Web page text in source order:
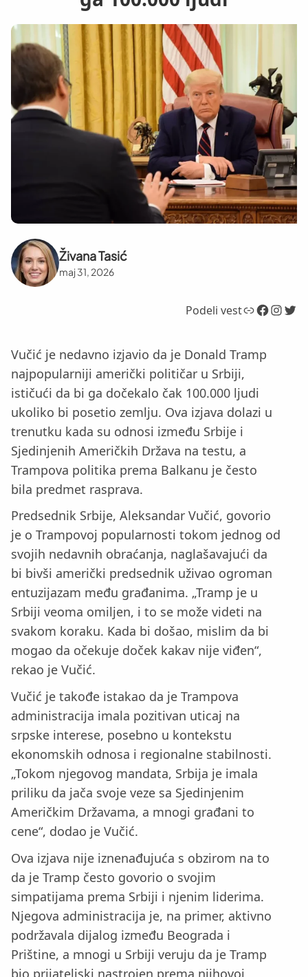
Živana Tasić
maj 31, 2026
Podeli vestLink Facebook InstagramTwitter
Vučić je nedavno izjavio da je Donald Tramp
najpopularniji američki političar u Srbiji,
ističući da bi ga dočekalo čak 100.000 ljudi
ukoliko bi posetio zemlju. Ova izjava dolazi u
trenutku kada su odnosi između Srbije i
Sjedinjenih Američkih Država na testu, a
Trampova politika prema Balkanu je često
bila predmet rasprava.
Predsednik Srbije, Aleksandar Vučić, govorio
je o Trampovoj popularnosti tokom jednog od
svojih nedavnih obraćanja, naglašavajući da
bi bivši američki predsednik uživao ogroman
entuzijazam među građanima. „Tramp je u
Srbiji veoma omiljen, i to se može videti na
svakom koraku. Kada bi došao, mislim da bi
mogao da očekuje doček kakav nije viđen“,
rekao je Vučić.
Vučić je takođe istakao da je Trampova
administracija imala pozitivan uticaj na
srpske interese, posebno u kontekstu
ekonomskih odnosa i regionalne stabilnosti.
„Tokom njegovog mandata, Srbija je imala
priliku da jača svoje veze sa Sjedinjenim
Američkim Državama, a mnogi građani to
cene“, dodao je Vučić.
Ova izjava nije iznenađujuća s obzirom na to
da je Tramp često govorio o svojim
simpatijama prema Srbiji i njenim liderima.
Njegova administracija je, na primer, aktivno
podržavala dijalog između Beograda i
Prištine, a mnogi u Srbiji veruju da je Tramp
bio prijateljski nastrojen prema njihovoj